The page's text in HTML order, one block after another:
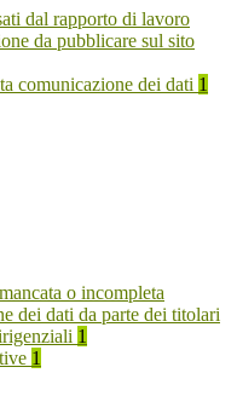
dal rapporto di lavoro
da pubblicare sul sito
comunicazione dei dati 1
o incompleta
dei dati da parte dei titolari
1
1